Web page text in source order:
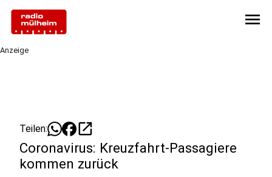
menu
Anzeige
Teilen: open_in_new
Coronavirus: Kreuzfahrt-Passagiere
kommen zurück